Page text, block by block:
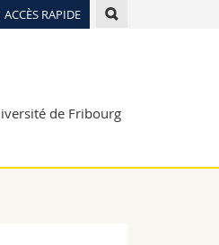
ACCÈS RAPIDE
des cours
de Fribourg